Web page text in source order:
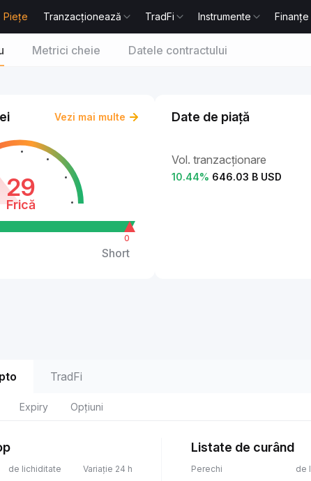
Piețe Tranzacționează TradFi Instrumente Finanțe
Metrici cheie Datele contractului
Vezi mai multe
29
Frică
0
Short
Date de piață
Vol. tranzacționare
10.44% 646.03 B USD
TradFi
Expiry Opțiuni
de lichiditate Variație 24 h
Listate de curând
Perechi de